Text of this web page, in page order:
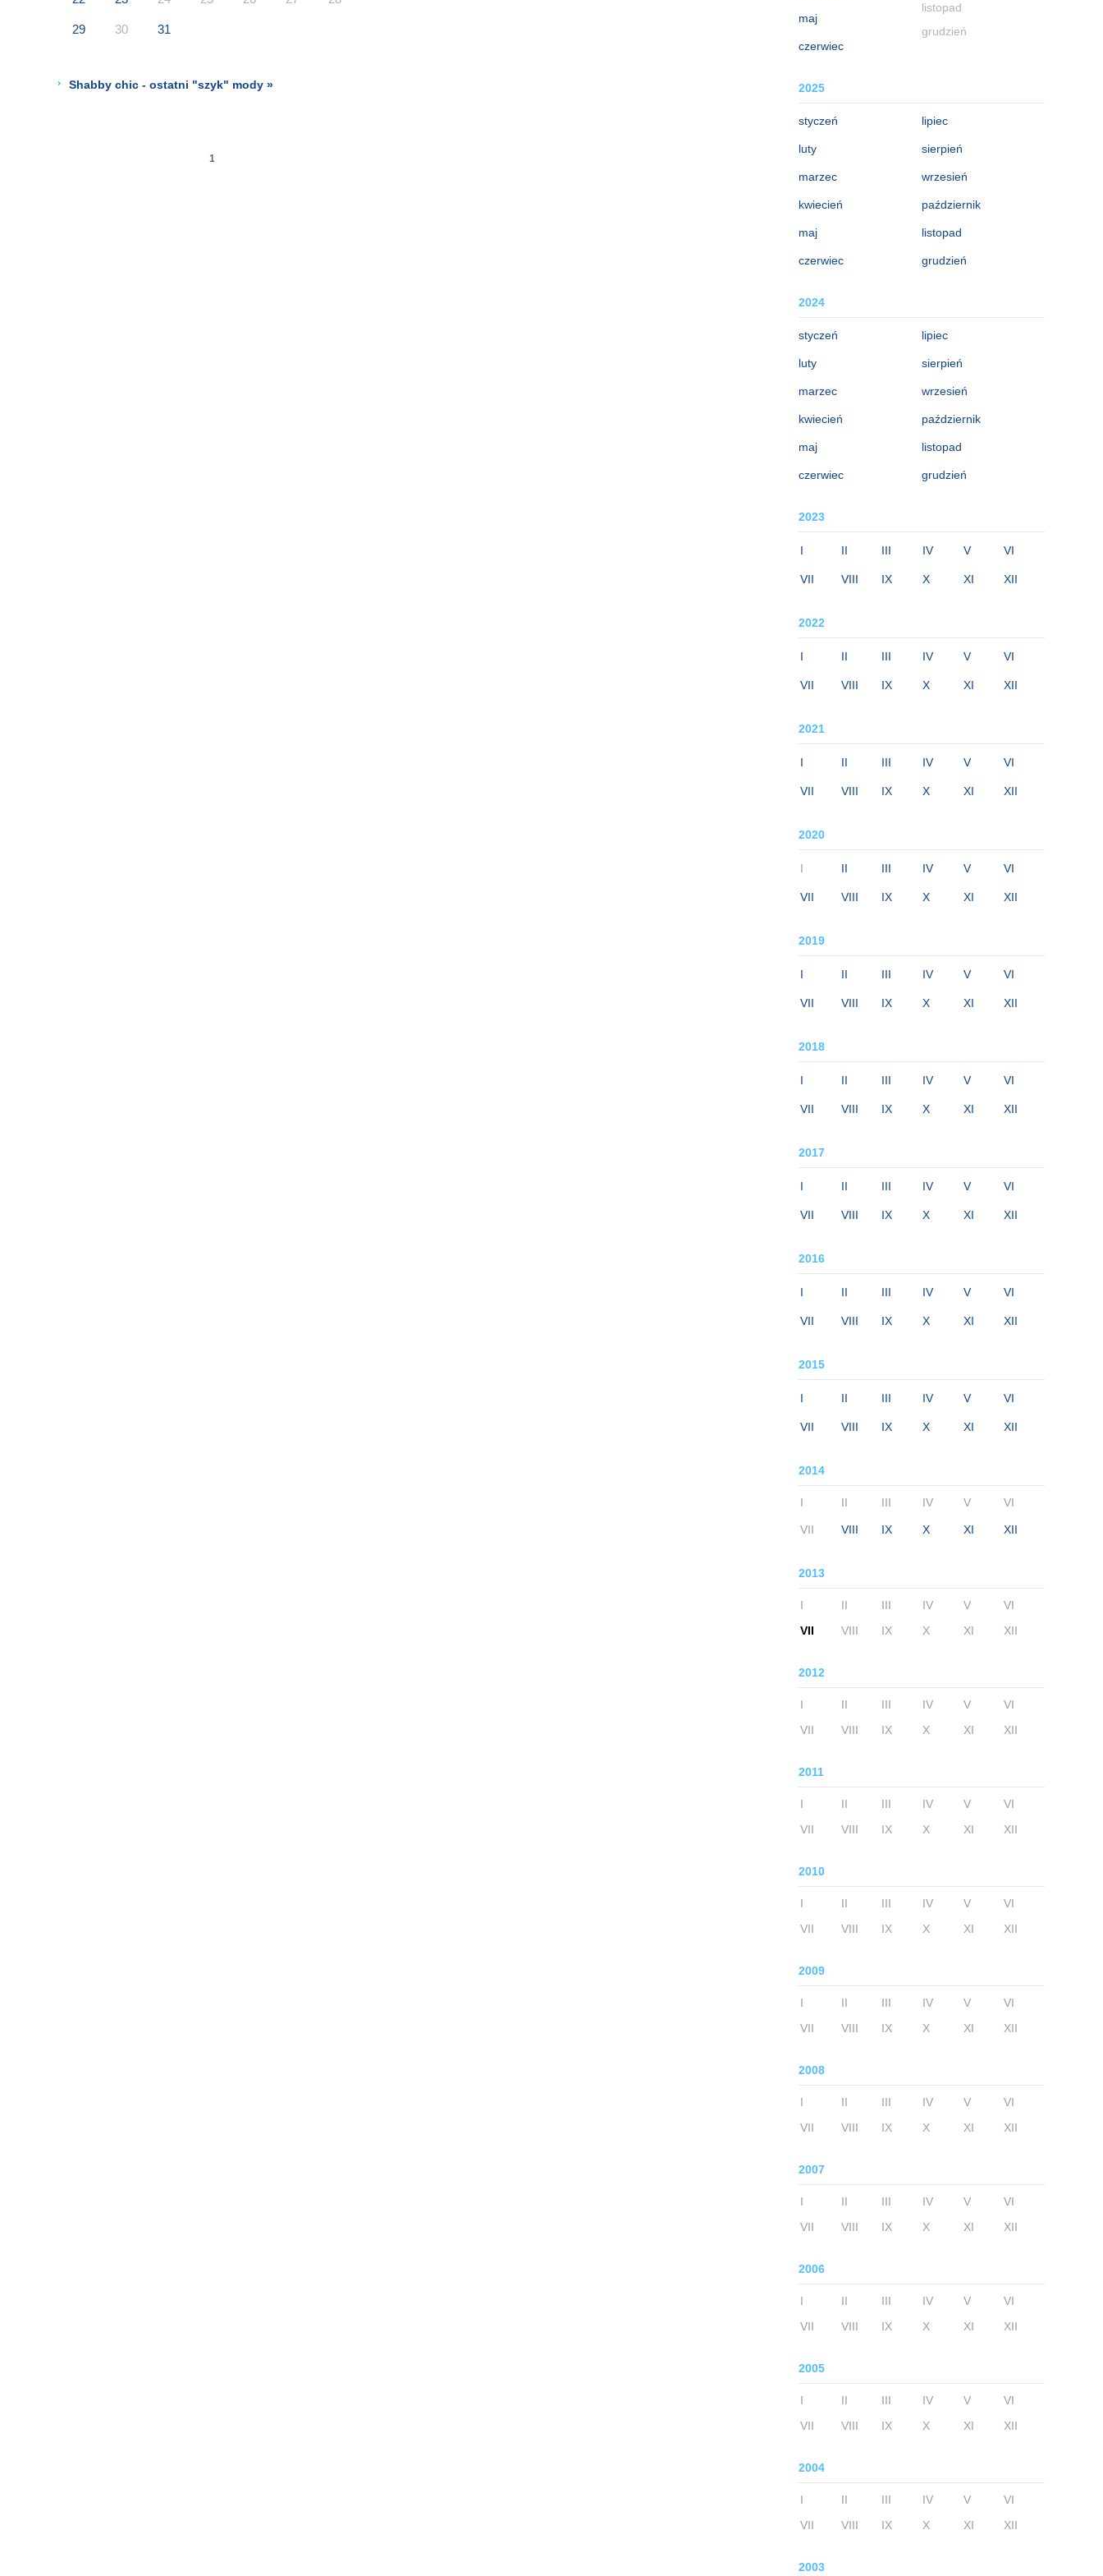
maj
czerwiec
listopad
grudzień
2025
styczeń
luty
marzec
kwiecień
maj
czerwiec
lipiec
sierpień
wrzesień
październik
listopad
grudzień
2024
styczeń
luty
marzec
kwiecień
maj
czerwiec
lipiec
sierpień
wrzesień
październik
listopad
grudzień
2023
I II III IV V VI
VII VIII IX X XI XII
2022
I II III IV V VI
VII VIII IX X XI XII
2021
I II III IV V VI
VII VIII IX X XI XII
2020
I II III IV V VI
VII VIII IX X XI XII
2019
I II III IV V VI
VII VIII IX X XI XII
2018
I II III IV V VI
VII VIII IX X XI XII
2017
I II III IV V VI
VII VIII IX X XI XII
2016
I II III IV V VI
VII VIII IX X XI XII
2015
I II III IV V VI
VII VIII IX X XI XII
2014
I II III IV V VI
VII VIII IX X XI XII
2013
I II III IV V
VI
VII
VIII IX X XI XII
2012
I II III IV V
VI
VII
VIII IX X XI XII
2011
I II III IV V
VI
VII
VIII IX X XI XII
2010
I II III IV V
VI
VII
VIII IX X XI XII
2009
I II III IV V
VI
VII
VIII IX X XI XII
2008
I II III IV V
VI
VII
VIII IX X XI XII
2007
I II III IV V
VI
VII
VIII IX X XI XII
2006
I II III IV V
VI
VII
VIII IX X XI XII
2005
I II III IV V
VI
VII
VIII IX X XI XII
2004
I II III IV V
VI
VII
VIII IX X XI XII
2003
29 30 31
Shabby chic - ostatni "szyk" mody »
1